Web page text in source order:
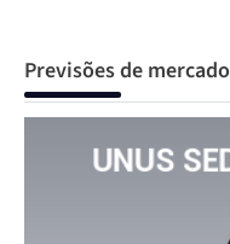
Previsões de mercado